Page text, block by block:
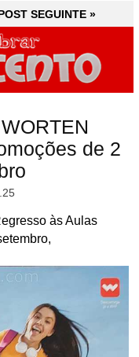
SEGUINTE »
de 2
às Aulas
SEGUINTE »